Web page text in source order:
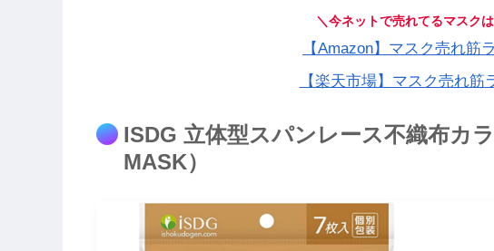
＼今ネットで売れてるマスク
【Amazon】マスク売れ筋
【楽天市場】マスク売れ筋
ISDG 立体型スパンレース不織布カ
MASK）